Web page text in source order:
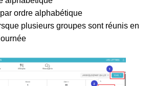
ordre alphabétique
plusieurs groupes sont réunis en